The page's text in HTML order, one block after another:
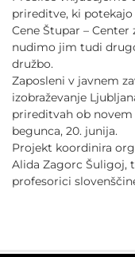
prireditve, ki
Cene Štupar –
nudimo jim tudi
družbo.
Zaposleni v javnem
izobraževanje
prireditvah ob
begunca, 20. junija.
Projekt koordinira
Alida Zagorc Šuligoj,
profesorici